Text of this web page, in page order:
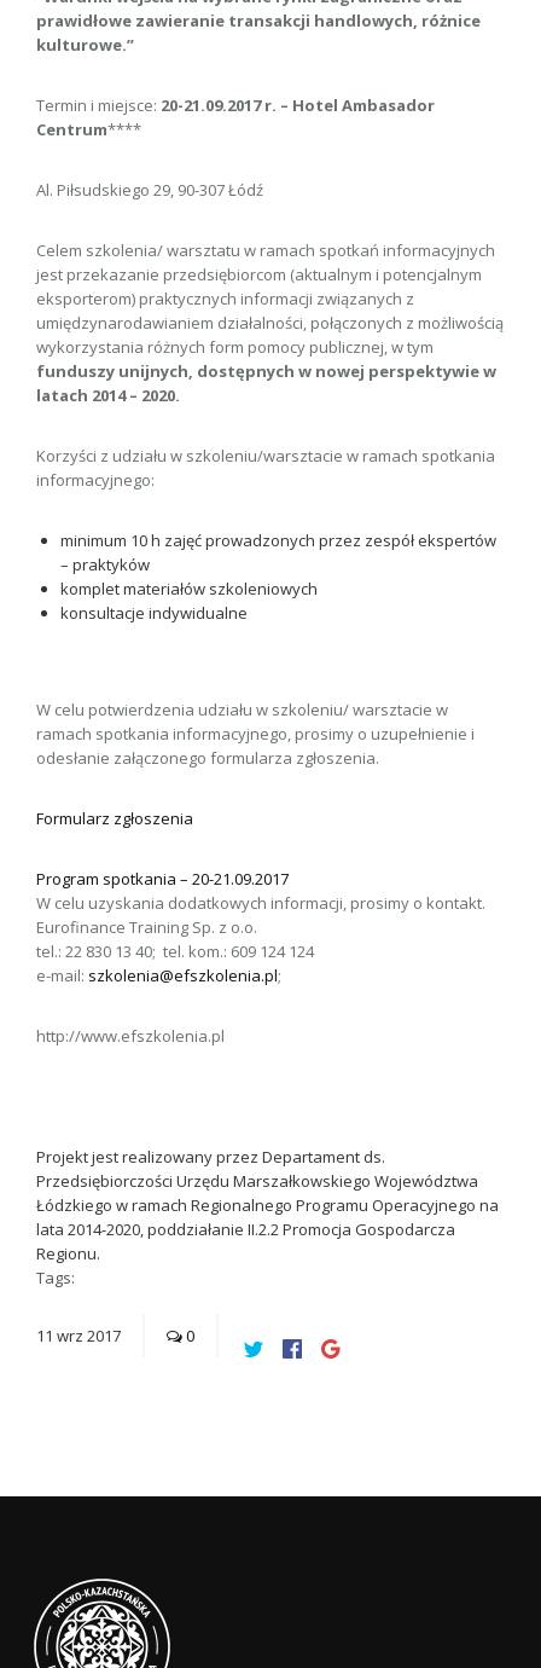
prawidłowe zawieranie transakcji handlowych, różnice
kulturowe.”
Termin i miejsce: 20-21.09.2017 r. – Hotel Ambasador
Centrum****
Al. Piłsudskiego 29, 90-307 Łódź
Celem szkolenia/ warsztatu w ramach spotkań informacyjnych
jest przekazanie przedsiębiorcom (aktualnym i potencjalnym
eksporterom) praktycznych informacji związanych z
umiędzynarodawianiem działalności, połączonych z możliwością
wykorzystania różnych form pomocy publicznej, w tym
funduszy unijnych, dostępnych w nowej perspektywie w
latach 2014 – 2020.
Korzyści z udziału w szkoleniu/warsztacie w ramach spotkania
informacyjnego:
minimum 10 h zajęć prowadzonych przez zespół ekspertów
– praktyków
komplet materiałów szkoleniowych
konsultacje indywidualne
W celu potwierdzenia udziału w szkoleniu/ warsztacie w
ramach spotkania informacyjnego, prosimy o uzupełnienie i
odesłanie załączonego formularza zgłoszenia.
Formularz zgłoszenia
Program spotkania – 20-21.09.2017
W celu uzyskania dodatkowych informacji, prosimy o kontakt.
Eurofinance Training Sp. z o.o.
tel.: 22 830 13 40; tel. kom.: 609 124 124
e-mail: szkolenia@efszkolenia.pl;
http://www.efszkolenia.pl
Projekt jest realizowany przez Departament ds.
Przedsiębiorczości Urzędu Marszałkowskiego Województwa
Łódzkiego w ramach Regionalnego Programu Operacyjnego na
lata 2014-2020, poddziałanie II.2.2 Promocja Gospodarcza
Regionu.
Tags:
11 wrz 2017 0